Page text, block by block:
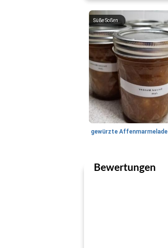
Süße Soßen
gewürzte Affenmarmelade
Bewertungen